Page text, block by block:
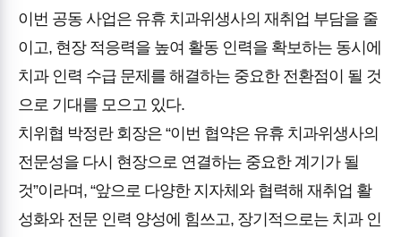
이번 공동 사업은 유휴 치과위생사의 재취업 부담을 줄
이고, 현장 적응력을 높여 활동 인력을 확보하는 동시에
치과 인력 수급 문제를 해결하는 중요한 전환점이 될 것
으로 기대를 모으고 있다.
치위협 박정란 회장은 “이번 협약은 유휴 치과위생사의
전문성을 다시 현장으로 연결하는 중요한 계기가 될
것”이라며, “앞으로 다양한 지자체와 협력해 재취업 활
성화와 전문 인력 양성에 힘쓰고, 장기적으로는 치과 인